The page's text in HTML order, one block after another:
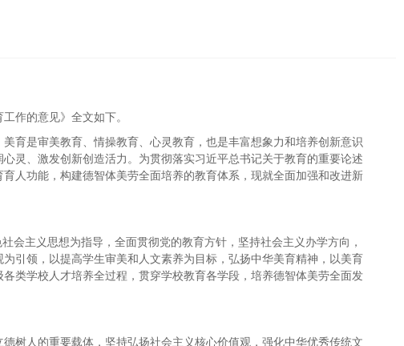
作的意见》全文如下。
育是审美教育、情操教育、心灵教育，也是丰富想象力和培养创新意识
灵、激发创新创造活力。为贯彻落实习近平总书记关于教育的重要论述
人功能，构建德智体美劳全面培养的教育体系，现就全面加强和改进新
会主义思想为指导，全面贯彻党的教育方针，坚持社会主义办学方向，
引领，以提高学生审美和人文素养为目标，弘扬中华美育精神，以美育
类学校人才培养全过程，贯穿学校教育各学段，培养德智体美劳全面发
树人的重要载体，坚持弘扬社会主义核心价值观，强化中华优秀传统文